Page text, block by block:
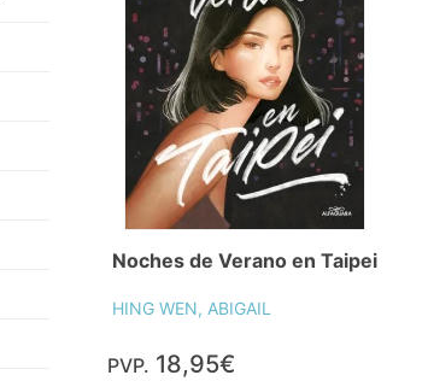
Noches de Verano en Taipei
HING WEN, ABIGAIL
PVP. 18,95€